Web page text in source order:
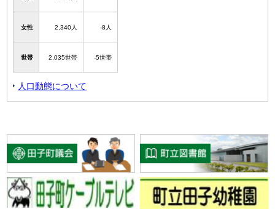
女性 2,340人 -8人
世帯 2,035世帯 -5世帯
人口動態について